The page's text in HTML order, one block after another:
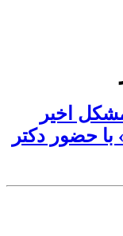
اخیر
حضور دکتر